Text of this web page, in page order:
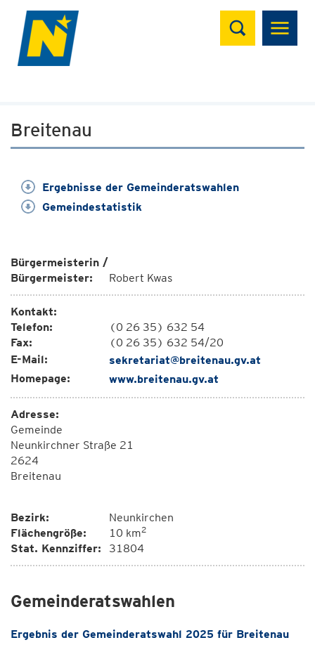
Suchen
Breitenau
Ergebnisse der Gemeinderatswahlen
Gemeindestatistik
Bürgermeisterin /
Bürgermeister:
Robert Kwas
Kontakt:
Telefon:
(0 26 35) 632 54
Fax:
(0 26 35) 632 54/20
E-Mail:
sekretariat@breitenau.gv.at
Homepage:
www.breitenau.gv.at
Adresse:
Gemeinde
Neunkirchner Straße 21
2624
Breitenau
Bezirk:
Neunkirchen
Flächengröße:
10 km2
Stat. Kennziffer: 31804
Gemeinderatswahlen
Ergebnis der Gemeinderatswahl 2025 für Breitenau